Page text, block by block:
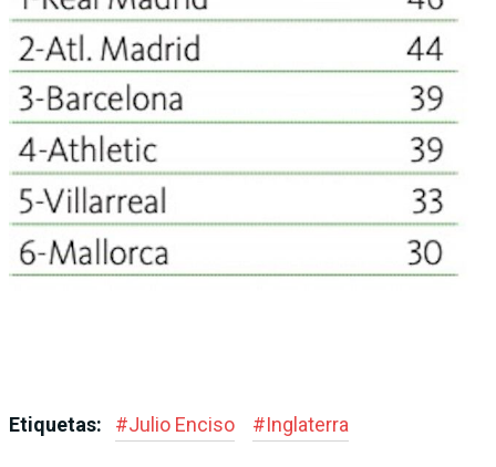
Etiquetas: #Julio Enciso #Inglaterra